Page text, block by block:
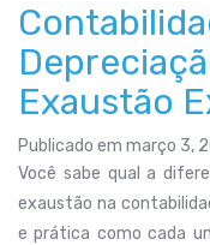
Exaustão
Publicado em março 3,
Você sabe qual a
exaustão na
e prática como cada